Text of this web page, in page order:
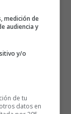
medición de
audiencia y
y/o
de tu
datos en